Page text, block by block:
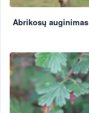
Abrikosų auginimas